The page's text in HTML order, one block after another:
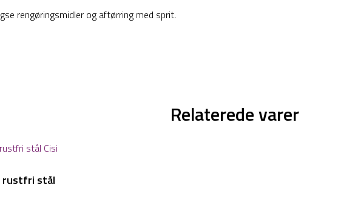
rengøringsmidler og aftørring med sprit.
Relaterede varer
rustfri stål